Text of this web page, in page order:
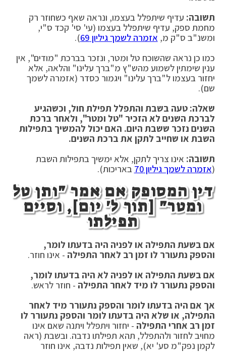
תשובה: עדיף שיתפלל בעצמו, ונראה שאף כשחוזר רק
מחמת ספק, עדיף שיתפלל בעצמו (עי' סי' קכד ס"י,
ומשנ"ב ס"ק מ, אזמרה לשמך גיליון 69
).
כמו כן נראה שהשוכח טל ומטר, ונזכר בברכת "מודים", אין
ענין שימתין לשמוע מהש"ץ מ"ברך עלינו" והלאה, אלא
יחזור בעצמו ל"ברך עלינו" ויגמור כסדר (אזמרה לשמך
שם).
שאלה: טעה בשבת והתפלל תפילת חול, וכשהגיע
לברכת השנים לא הזכיר "טל ומטר", ולאחר ברכת
השנים נזכר ששבת היום. האם יכול להמשיך בתפילות
השבת או שחייב לתקן את ברכת השנים.
תשובה: אינו צריך לתקן, אלא ימשיך בתפילות השבת
(אזמרה לשמך גיליון 70 באריכות).
דין המסופק אם אמר "ותן טל
ומטר" [תוך ל' יום], וסיים
תפילתו
אם בשעת התפילה או לפניה היה בדעתו לומר,
והספק נתעורר לו זמן רב לאחר התפילה - אינו חוזר.
אם בשעת התפילה או לפניה לא היה בדעתו לומר,
והספק נתעורר לו מיד לאחר התפילה - חוזר לראש.
אך אם היה בדעתו לומר והספק נתעורר מיד לאחר
התפילה, או שלא היה בדעתו לומר והספק נתעורר לו
זמן רב אחרי התפילה - יחזור ויתפלל ויתנה שאם אינו
מחויב לחזור ולהתפלל, תהא תפילתו נדבה. ובשבת (ראה
לקמן נפק"מ סע' יא), שאין תפילות נדבה, אינו חוזר